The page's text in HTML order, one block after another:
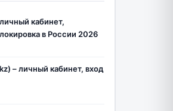
кабинет,
в России 2026
– личный кабинет, вход